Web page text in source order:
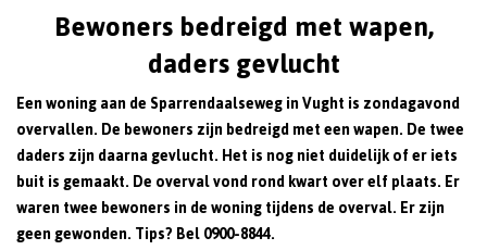
Bewoners bedreigd met wapen,
daders gevlucht
Een woning aan de Sparrendaalseweg in Vught is zondagavond
overvallen. De bewoners zijn bedreigd met een wapen. De twee
daders zijn daarna gevlucht. Het is nog niet duidelijk of er iets
buit is gemaakt. De overval vond rond kwart over elf plaats. Er
waren twee bewoners in de woning tijdens de overval.Er zijn
geen gewonden. Tips? Bel 0900-8844.